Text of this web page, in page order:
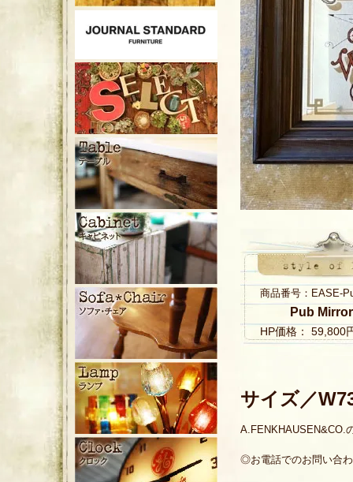
商品番号：EASE-
Pub
HP価格： 59,800
サイズ／
A.FENKHAUSEN&CO.
◎お電話でのお問い合